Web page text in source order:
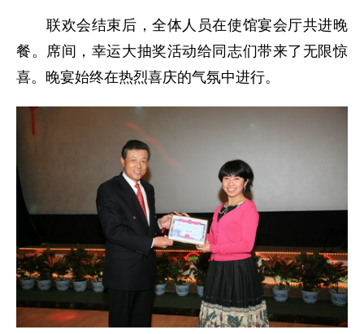
联欢会结束后，全体人员在使馆宴会厅共进晚
餐。席间，幸运大抽奖活动给同志们带来了无限惊
喜。晚宴始终在热烈喜庆的气氛中进行。